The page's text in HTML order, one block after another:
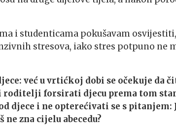
i studenticama pokušavam
stresova, iako stres potpuno ne
već u vrtićkoj dobi se očekuje da
roditelji forsirati djecu prema tom
djece i ne opterećivati se s pitanjem:
zna cijelu abecedu?